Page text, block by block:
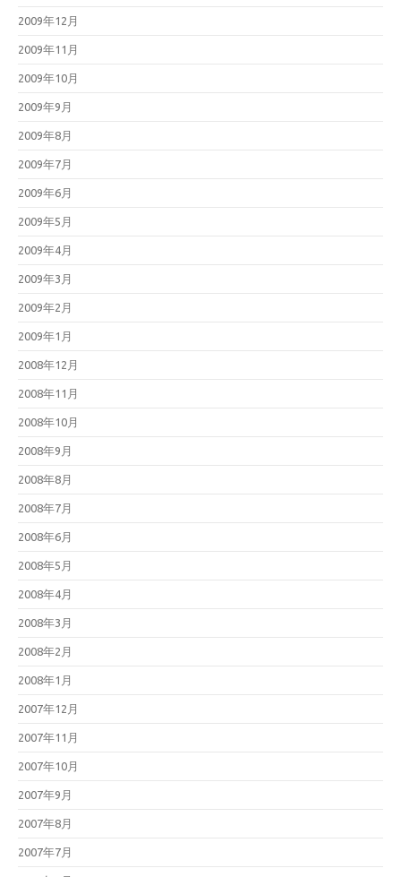
2009年12月
2009年11月
2009年10月
2009年9月
2009年8月
2009年7月
2009年6月
2009年5月
2009年4月
2009年3月
2009年2月
2009年1月
2008年12月
2008年11月
2008年10月
2008年9月
2008年8月
2008年7月
2008年6月
2008年5月
2008年4月
2008年3月
2008年2月
2008年1月
2007年12月
2007年11月
2007年10月
2007年9月
2007年8月
2007年7月